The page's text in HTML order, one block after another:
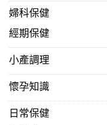
婦科保健
經期保健
小產調理
懷孕知識
日常保健